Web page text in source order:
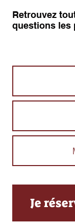
Retrouvez
questions les
Je